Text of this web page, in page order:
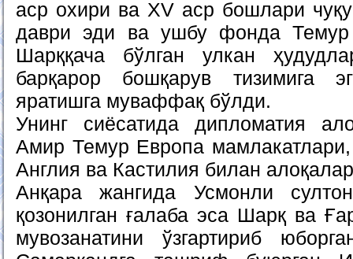
аср охири ва XV аср бошлари
даври эди ва ушбу фонда Темур
Шарққача бўлган улкан
барқарор бошқарув тизимига
яратишга муваффақ бўлди.
Унинг сиёсатида дипломатия
Амир Темур Европа
Англия ва Кастилия билан
Анқара жангида Усмонли
қозонилган ғалаба эса Шарқ ва
мувозанатини ўзгартириб